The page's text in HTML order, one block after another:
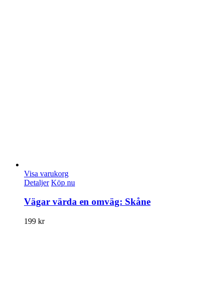
Visa varukorg
Detaljer Köp nu
Vägar värda en omväg: Skåne
199 kr